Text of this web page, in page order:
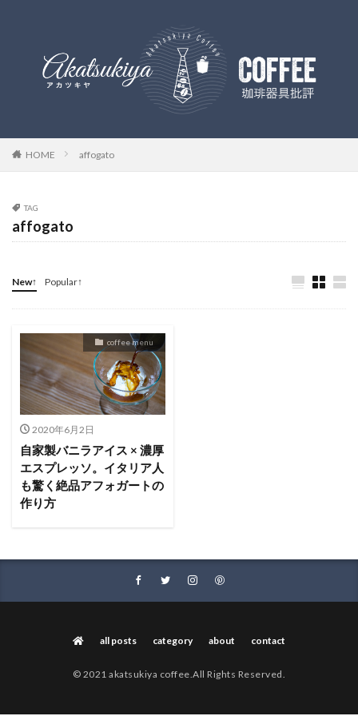
HOME affogato
TAG
affogato
New↑ Popular↑
coffee menu
2020年6月2日
自家製バニラアイス × 濃厚
エスプレッソ。イタリア人
も驚く絶品アフォガートの
作り方
all posts category about contact
© 2021 akatsukiya coffee.All Rights Reserved.